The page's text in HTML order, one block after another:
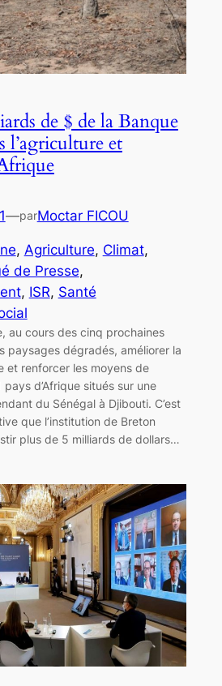
de $ de la Banque
l’agriculture et
—parMoctar FICOU
, Agriculture, Climat
de Presse
, ISR, Santé
au cours des cinq prochaines
paysages dégradés, améliorer la
et renforcer les moyens de
d’Afrique situés sur une
du Sénégal à Djibouti. C’est
que l’institution de Breton
plus de 5 milliards de dollars…